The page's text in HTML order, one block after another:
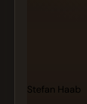
Stefan Haab